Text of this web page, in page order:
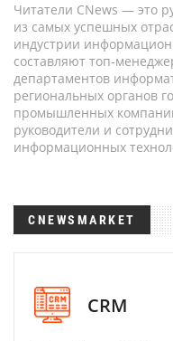
Читатели CNews — это
из самых успешных
индустрии
составляют топ-
департаментов
региональных органов
промышленных
руководители и
информационных
CNEWSMARKET
CRM